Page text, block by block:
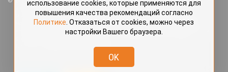
«Красраб.ру» сотрудниками редакции, нештатными авторами
и читателями, являются объектами авторского права. Полное или
частичное использование материалов, размещённых на портале
«Красраб.ру», допускается только с письменного согласия редакции
redaktor@krasrab.krsn.ru.
использование cookies, которые применяются для
повышения качества рекомендаций согласно
Политике . Отказаться от cookies, можно через
настройки Вашего браузера.
OK